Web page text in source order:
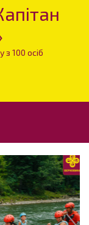
100 осіб